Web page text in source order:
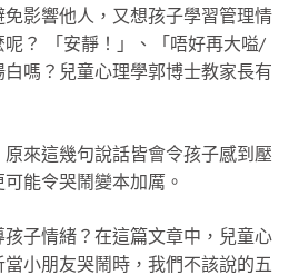
影響他人，又想孩子學習管理情
？ 「安靜！」、「唔好再大嗌/
嗎？兒童心理學郭博士教家長有
來這幾句說話皆會令孩子感到壓
能令哭鬧變本加厲。
子情緒？在這篇文章中，兒童心
小朋友哭鬧時，我們不該說的五